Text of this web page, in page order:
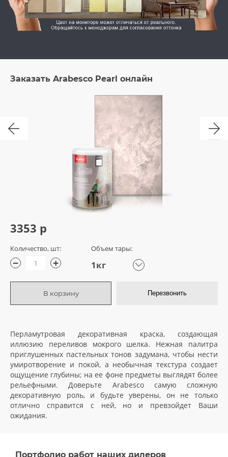
Перламутровая декоративная краска, создающая
иллюзию переливов мокрого шелка. Нежная палитра
приглушенных пастельных тонов задумана, чтобы нести
умиротворение и покой, а необычная текстура создает
ощущение глубины; на ее фоне предметы выглядят более
рельефными. Доверьте Arabesco самую сложную
декоративную роль, и будьте уверены, он не только
отлично справится с ней, но и превзойдет Ваши
ожидания.
Заказать Arabesco Pearl онлайн
Объем тары:
1кг
Количество, шт:
− +
3353 р
В корзину Перезвонить
Портфолио работ наших дилеров